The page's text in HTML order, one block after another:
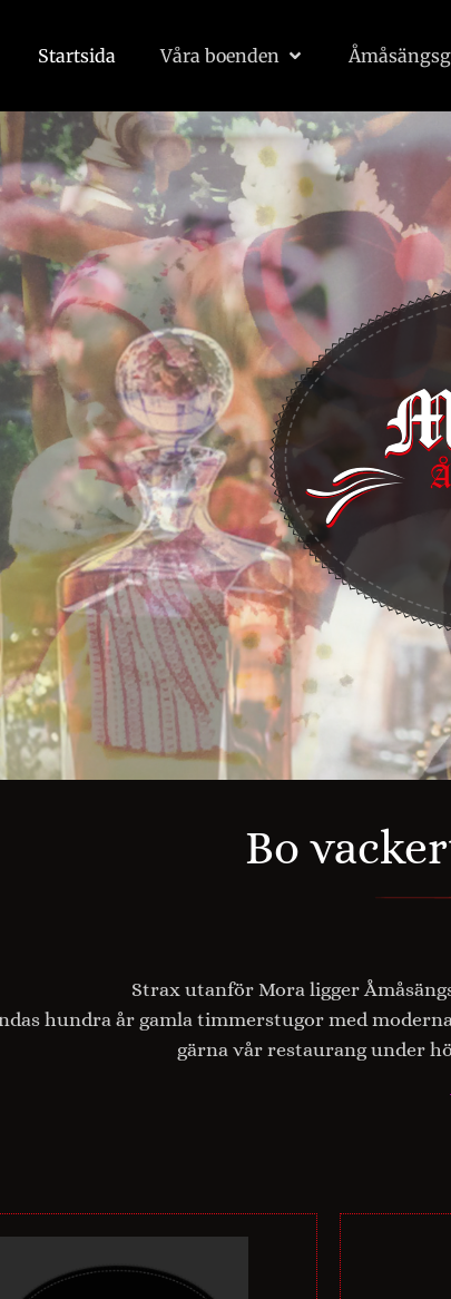
Startsida Våra boenden
Bo
Strax utanför Mora ligger
hundra år gamla timmerstugor med
gärna vår restaurang under